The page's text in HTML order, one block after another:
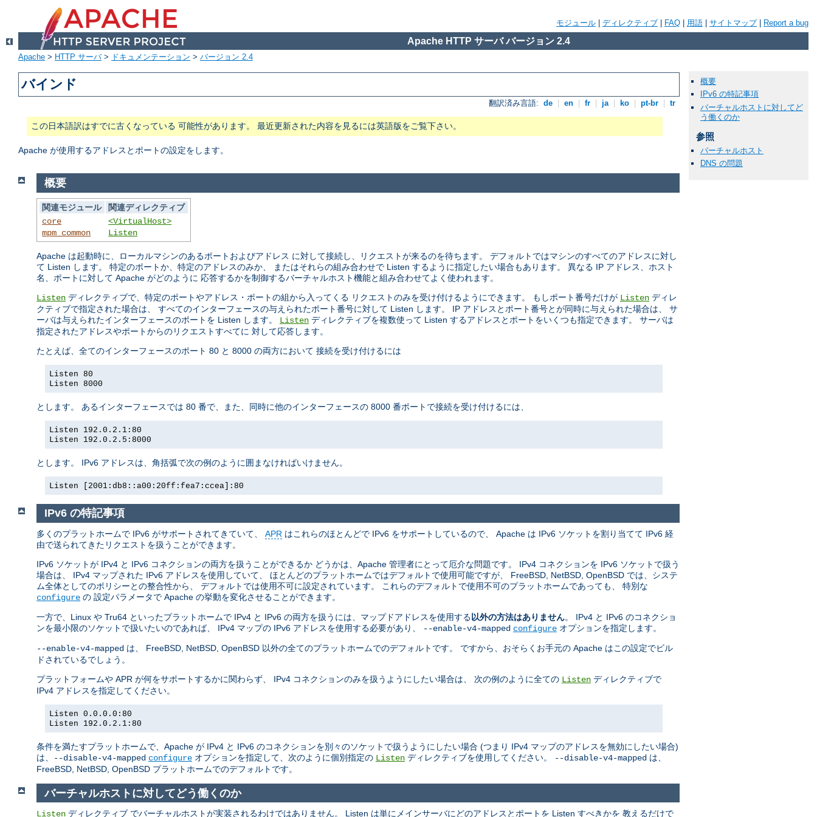
モジュール ディレクティブ FAQ 用語 サイトマップ| Report a bug
Apache HTTP サーバ バージョン 2.4
Apache > HTTP サーバ> ドキュメンテーション > バージョン 2.4
バインド
翻訳済み言語: de en fr ja ko pt-br tr
この日本語訳はすでに古くなっている 可能性があります。 最近更新された内容を見るには英語版をご覧下さい。
Apache が使用するアドレスとポートの設定をします。
概要
関連モジュール
関連ディレクティブ
core
mpm_common
<VirtualHost>
Listen
Apache は起動時に、ローカルマシンのあるポートおよびアドレス に対して接続し、リクエストが来るのを待ちます。 デフォルトではマシンのすべてのアドレスに対し
て Listen します。 特定のポートか、特定のアドレスのみか、 またはそれらの組み合わせで Listen するように指定したい場合もあります。 異なる IP アドレス、ホスト
名、ポートに対して Apache がどのように 応答するかを制御するバーチャルホスト機能と組み合わせてよく使われます。
Listen ディレクティブで、特定のポートやアドレス・ポートの組から入ってくる リクエストのみを受け付けるようにできます。 もしポート番号だけが Listen ディレ
クティブで指定された場合は、 すべてのインターフェースの与えられたポート番号に対して Listen します。 IP アドレスとポート番号とが同時に与えられた場合は、 サ
ーバは与えられたインターフェースのポートを Listen します。 Listen ディレクティブを複数使って Listen するアドレスとポートをいくつも指定できます。 サーバは
指定されたアドレスやポートからのリクエストすべてに 対して応答します。
たとえば、全てのインターフェースのポート 80 と 8000 の両方において 接続を受け付けるには
Listen 80
Listen 8000
とします。 あるインターフェースでは 80 番で、また、同時に他のインターフェースの 8000 番ポートで接続を受け付けるには、
Listen 192.0.2.1:80
Listen 192.0.2.5:8000
とします。 IPv6 アドレスは、角括弧で次の例のように囲まなければいけません。
Listen [2001:db8::a00:20ff:fea7:ccea]:80
IPv6 の特記事項
多くのプラットホームで IPv6 がサポートされてきていて、 APR はこれらのほとんどで IPv6 をサポートしているので、 Apache は IPv6 ソケットを割り当てて IPv6 経
由で送られてきたリクエストを扱うことができます。
IPv6 ソケットが IPv4 と IPv6 コネクションの両方を扱うことができるか どうかは、Apache 管理者にとって厄介な問題です。 IPv4 コネクションを IPv6 ソケットで扱う
場合は、 IPv4 マップされた IPv6 アドレスを使用していて、 ほとんどのプラットホームではデフォルトで使用可能ですが、 FreeBSD, NetBSD, OpenBSD では、システ
ム全体としてのポリシーとの整合性から、 デフォルトでは使用不可に設定されています。 これらのデフォルトで使用不可のプラットホームであっても、 特別な
configure の 設定パラメータで Apache の挙動を変化させることができます。
一方で、Linux や Tru64 といったプラットホームで IPv4 と IPv6 の両方を扱うには、マップドアドレスを使用する 以外の方法はありません。 IPv4 と IPv6 のコネクショ
ンを最小限のソケットで扱いたいのであれば、 IPv4 マップの IPv6 アドレスを使用する必要があり、
--enable-v4-mapped configure オプションを指定します。
--enable-v4-mapped は、 FreeBSD, NetBSD, OpenBSD 以外の全てのプラットホームでのデフォルトです。 ですから、おそらくお手元の Apache はこの設定でビル
ドされているでしょう。
プラットフォームや APR が何をサポートするかに関わらず、 IPv4 コネクションのみを扱うようにしたい場合は、 次の例のように全ての Listen ディレクティブで
IPv4 アドレスを指定してください。
Listen 0.0.0.0:80
Listen 192.0.2.1:80
条件を満たすプラットホームで、Apache が IPv4 と IPv6 のコネクションを別々のソケットで扱うようにしたい場合 (つまり IPv4 マップのアドレスを無効にしたい場合)
は、
--disable-v4-mapped configure オプションを指定して、次のように個別指定の Listen ディレクティブを使用してください。 --disable-v4-mapped は、
FreeBSD, NetBSD, OpenBSD プラットホームでのデフォルトです。
バーチャルホストに対してどう働くのか
Listen ディレクティブ でバーチャルホストが実装されるわけではありません。 Listen は単にメインサーバにどのアドレスとポートを Listen すべきかを 教えるだけで
概要
IPv6 の特記事項
バーチャルホストに対してど
う働くのか
参照
バーチャルホスト
DNS の問題